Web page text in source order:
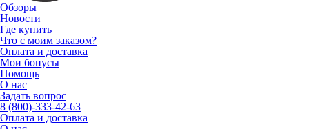
Обзоры
Новости
Где купить
Что с моим заказом?
Оплата и доставка
Мои бонусы
Помощь
О нас
Задать вопрос
8 (800)-333-42-63
Оплата и доставка